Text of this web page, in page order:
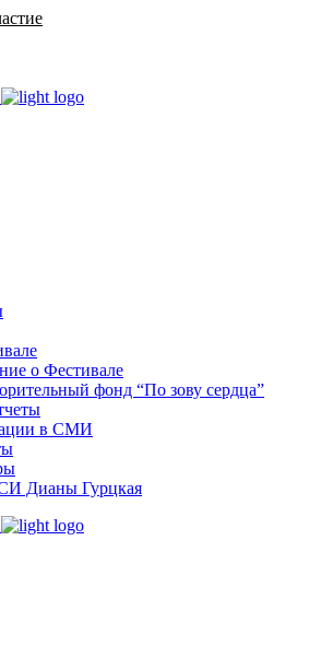
о Фестивале
фонд “По зову сердца”
в СМИ
Дианы Гурцкая